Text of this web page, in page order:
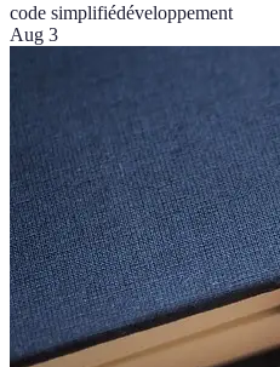
code simplifiédéveloppement
Aug 3